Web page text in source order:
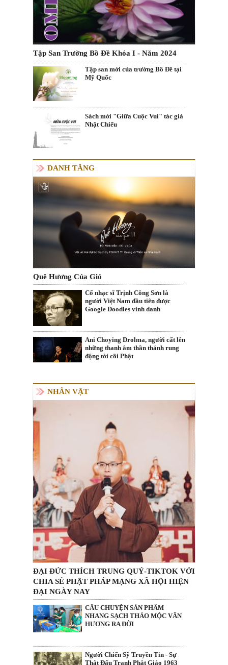
Tập San Trường Bồ Đề Khóa I - Năm 2024
Tập san mới của trường Bồ Đề tại
Mỹ Quốc
Sách mới "Giữa Cuộc Vui" tác giả
Nhật Chiếu
DANH TĂNG
Quê Hương Của Gió
Cố nhạc sĩ Trịnh Công Sơn là
người Việt Nam đầu tiên được
Google Doodles vinh danh
Ani Choying Drolma, người cất lên
những thanh âm thần thánh rung
động tới cõi Phật
NHÂN VẬT
ĐẠI ĐỨC THÍCH TRUNG QUÝ-TIKTOK VỚI
CHIA SẺ PHẬT PHÁP MẠNG XÃ HỘI HIỆN
ĐẠI NGÀY NAY
CÂU CHUYỆN SẢN PHẨM
NHANG SẠCH THẢO MỘC VÂN
HƯƠNG RA ĐỜI
Người Chiến Sỹ Truyền Tin - Sự
Thật Đấu Tranh Phật Giáo 1963